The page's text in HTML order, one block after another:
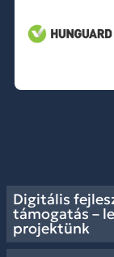
Digitális
támogatás –
projektünk